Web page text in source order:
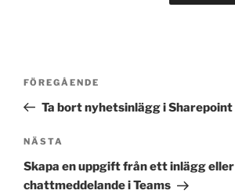
Inläggsnavigering
Föregående
inlägg
FÖREGÅENDE
Ta bort nyhetsinlägg i Sharepoint
Nästa
inlägg
NÄSTA
Skapa en uppgift från ett inlägg eller
chattmeddelande i Teams